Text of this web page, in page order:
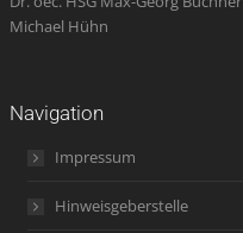
Michael Hühn
Navigation
Impressum
Hinweisgeberstelle